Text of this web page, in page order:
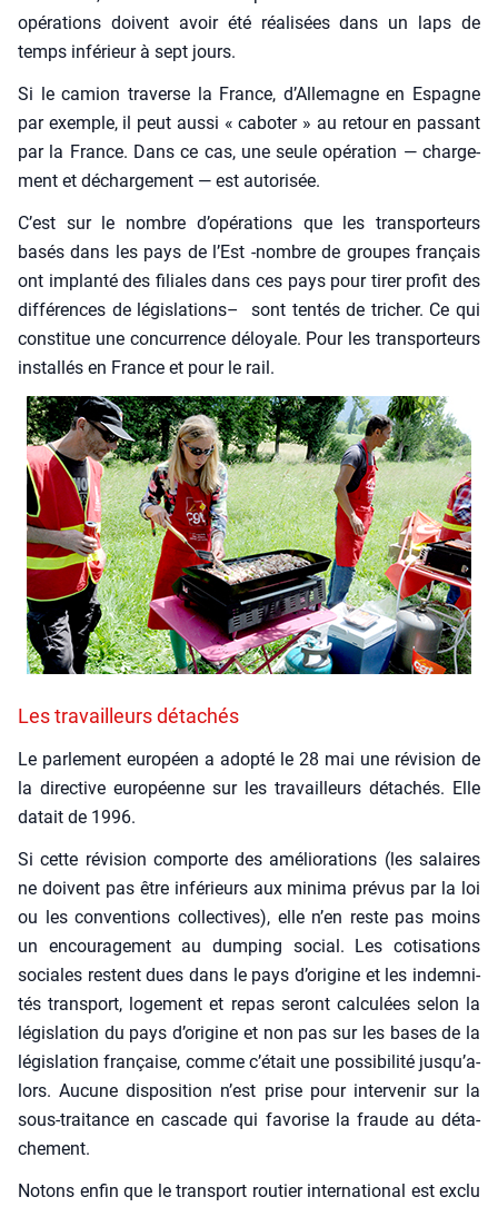
opé­ra­tions doivent avoir été réa­li­sées dans un laps de
temps infé­rieur à sept jours.
Si le camion tra­verse la France, d’Al­le­magne en Espagne
par exemple, il peut aus­si « cabo­ter » au retour en pas­sant
par la France. Dans ce cas, une seule opé­ra­tion — char­ge­
ment et déchar­ge­ment — est auto­ri­sée.
C’est sur le nombre d’o­pé­ra­tions que les trans­por­teurs
basés dans les pays de l’Est ‑nombre de groupes fran­çais
ont implan­té des filiales dans ces pays pour tirer pro­fit des
dif­fé­rences de légis­la­tions– sont ten­tés de tri­cher. Ce qui
consti­tue une concur­rence déloyale. Pour les trans­por­teurs
ins­tal­lés en France et pour le rail.
Les travailleurs détachés
Le par­le­ment euro­péen a adop­té le 28 mai une révi­sion de
la direc­tive euro­péenne sur les tra­vailleurs déta­chés. Elle
datait de 1996.
Si cette révi­sion com­porte des amé­lio­ra­tions (les salaires
ne doivent pas être infé­rieurs aux mini­ma pré­vus par la loi
ou les conven­tions col­lec­tives), elle n’en reste pas moins
un encou­ra­ge­ment au dum­ping social. Les coti­sa­tions
sociales res­tent dues dans le pays d’o­ri­gine et les indem­ni­
tés trans­port, loge­ment et repas seront cal­cu­lées selon la
légis­la­tion du pays d’o­ri­gine et non pas sur les bases de la
légis­la­tion fran­çaise, comme c’é­tait une pos­si­bi­li­té jus­qu’a­
lors. Aucune dis­po­si­tion n’est prise pour inter­ve­nir sur la
sous-trai­tance en cas­cade qui favo­rise la fraude au déta­
che­ment.
Notons enfin que le trans­port rou­tier inter­na­tio­nal est exclu